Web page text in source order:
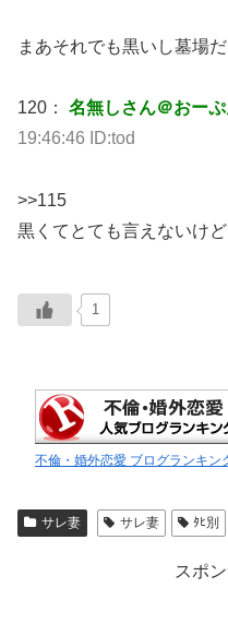
まあそれでも黒いし墓場
120： 名無しさん＠おー
19:46:46 ID:tod
>>115
黒くてとても言えないけ
1
不倫・婚外恋愛 ブログランキン
サレ妻 サレ妻 ﾀﾋ別
スポ